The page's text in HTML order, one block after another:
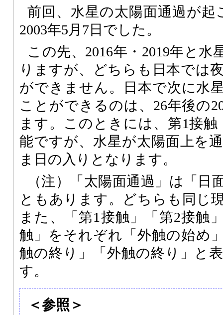
前回、水星の太陽面通過が起
2003年5月7日でした。
この先、2016年・2019年と水
りますが、どちらも日本では
ができません。日本で次に水
ことができるのは、26年後の
ます。このときには、第1接
能ですが、水星が太陽面上を
ま日の入りとなります。
（注）「太陽面通過」は「日
ともあります。どちらも同じ
また、「第1接触」「第2接触
触」をそれぞれ「外触の始め
触の終り」「外触の終り」と
す。
＜参照＞